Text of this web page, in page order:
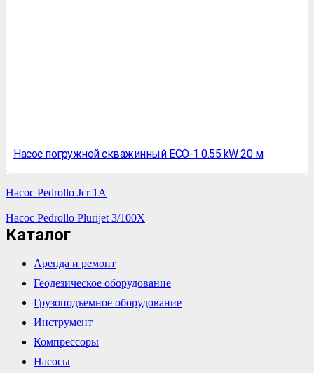
Насос погружной скважинный EСO-1 0.55 kW 20 м
Насос Pedrollo Jcr 1A
Насос Pedrollo Plurijet 3/100X
Каталог
Аренда и ремонт
Геодезическое оборудование
Грузоподъемное оборудование
Инструмент
Компрессоры
Насосы